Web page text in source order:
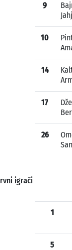
9
10
14
17
26
igrači
1
5